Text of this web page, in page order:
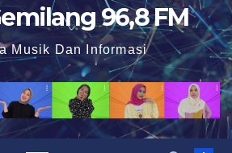
96,8 FM
Musik Dan Informasi